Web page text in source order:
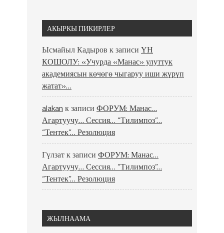
АКЫРКЫ ПИКИРЛЕР
Ысмайыл Кадыров к записи ҮН
КОШОЛУ: «Учурда «Манас» улуттук
академиясын көчөгө чыгаруу иши жүрүп
жатат»…
alakan к записи ФОРУМ: Манас…
Агартуучу… Сессия… “Тилимпоз”…
“Тентек”… Резолюция
Гүлзатк записи ФОРУМ: Манас…
Агартуучу… Сессия… “Тилимпоз”…
“Тентек”… Резолюция
ЖЫЛНААМА